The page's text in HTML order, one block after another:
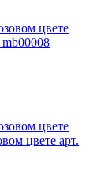
цвете арт.